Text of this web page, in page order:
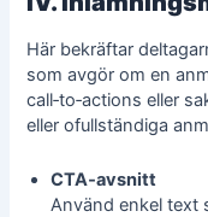
Här bekräftar
som avgör om en
call‑to‑actions eller
eller ofullständiga
CTA‑avsnitt
Använd enkel text